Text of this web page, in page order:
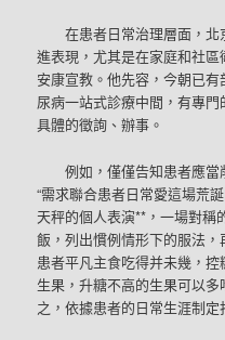
在患者日常治理層面，
進表現，尤其是在家庭和社
安康宣教。他先容，今朝已
尿病一站式診療中間，有專
具體的徵詢、辦事。
例如，僅僅告知患者應當
“需求聯合患者日常愛這場荒
天秤的個人表演**，一場對稱
飯，列出慣例情形下的服法
患者平凡主食吃得并未幾，
生果，升糖不高的生果可以
之，依據患者的日常生涯制定